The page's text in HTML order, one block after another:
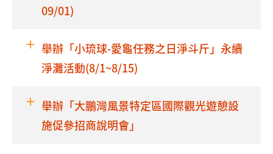
09/01)
舉辦「小琉球-愛龜任務之日淨斗斤」永續
淨灘活動(8/1~8/15)
舉辦「大鵬灣風景特定區國際觀光遊憩設
施促參招商說明會」